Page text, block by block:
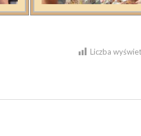
Liczba